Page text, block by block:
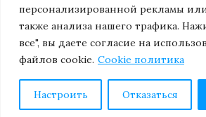
персонализированной рекламы
также анализа нашего трафика.
все", вы даете согласие на
файлов cookie. Cookie политика
Настроить Отказаться
ДИРЕКТОР.